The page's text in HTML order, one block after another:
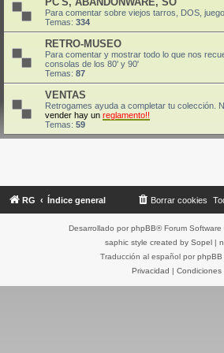
Para comentar sobre viejos tarros, DOS,
Temas: 334
RETRO-MUSEO
Para comentar y mostrar todo lo que nos
consolas de los 80' y 90'
Temas: 87
VENTAS
Retrogames ayuda a completar tu colección.
vender hay un reglamento!!
Temas: 59
RG Índice general Borrar cookies
Desarrollado por phpBB® Forum
saphic style created by Sopel|
Traducción al español por phpBB
Privacidad | Condiciones